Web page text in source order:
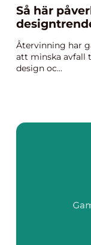
Så här
Återvinning har
att minska avfall
design oc...